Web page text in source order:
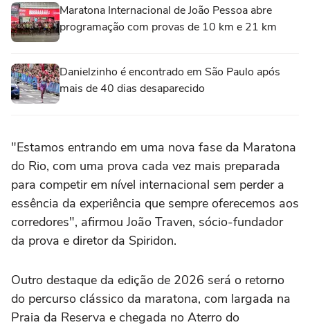
Maratona Internacional de João Pessoa abre
programação com provas de 10 km e 21 km
Danielzinho é encontrado em São Paulo após
mais de 40 dias desaparecido
"Estamos entrando em uma nova fase da Maratona
do Rio, com uma prova cada vez mais preparada
para competir em nível internacional sem perder a
essência da experiência que sempre oferecemos aos
corredores", afirmou João Traven, sócio-fundador
da prova e diretor da Spiridon.
Outro destaque da edição de 2026 será o retorno
do percurso clássico da maratona, com largada na
Praia da Reserva e chegada no Aterro do